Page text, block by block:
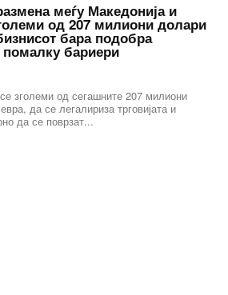
меѓу Македонија и
од 207 милиони долари
бара подобра
бариери
зголеми од сегашните 207 милиони
да се легалириза трговијата и
да се поврзат...